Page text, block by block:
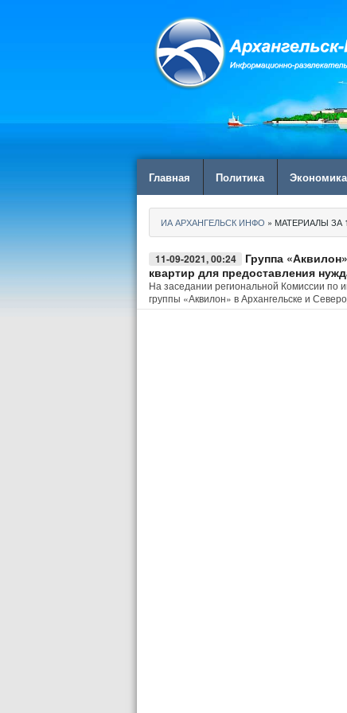
Главная Политика Экономика
ИА АРХАНГЕЛЬСК ИНФО » МАТЕРИАЛЫ ЗА
11-09-2021, 00:24
Группа
квартир для предоставления
На заседании региональной Комиссии по
группы «Аквилон» в Архангельске и